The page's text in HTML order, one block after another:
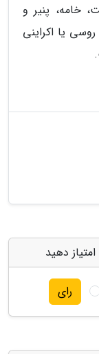
خامه، پنیر و
یا اکراینی
دهید
رای